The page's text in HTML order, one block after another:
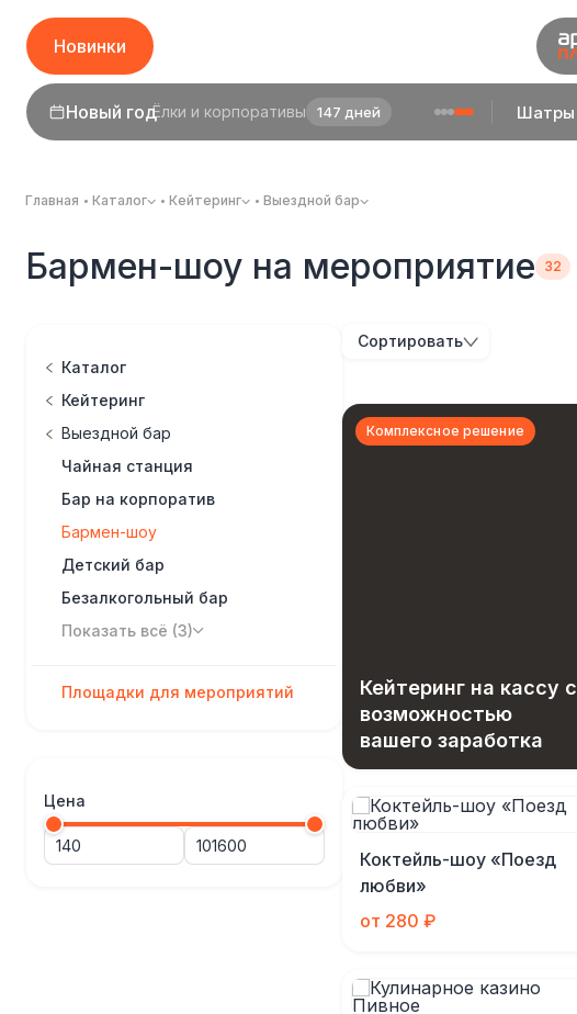
Новинки
Новый годЁлки и корпоративы 147 дней Шатры
Главная Каталог Кейтеринг Выездной бар
Бармен-шоу на мероприятие
Каталог
Кейтеринг
Выездной бар
Чайная станция
Бар на корпоратив
Бармен-шоу
Детский бар
Безалкогольный бар
Показать всё (3)
Площадки для мероприятий
Цена
Сортировать
Комплексное решение
Кейтеринг на кассу с
возможностью
вашего заработка
Коктейль-шоу «Поезд
любви»
от 280 ₽